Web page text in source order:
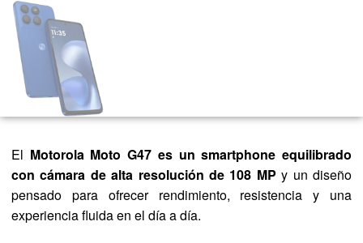
El Motorola Moto G47 es un smartphone equilibrado
con cámara de alta resolución de 108 MP y un diseño
pensado para ofrecer rendimiento, resistencia y una
experiencia fluida en el día a día.